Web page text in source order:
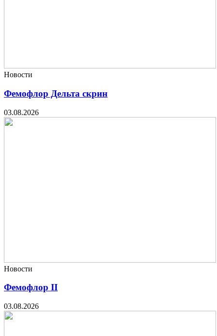
Новости
Фемофлор Дельта скрин
03.08.2026
Новости
Фемофлор II
03.08.2026